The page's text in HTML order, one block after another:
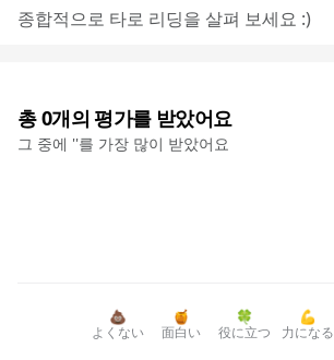
종합적으로 타로 리딩을 살펴 보세요 :)
총0개의 평가를 받았어요
그 중에 ''를 가장 많이 받았어요
💩
よくない
🍯
面白い
🍀
役に立つ
💪
力になる